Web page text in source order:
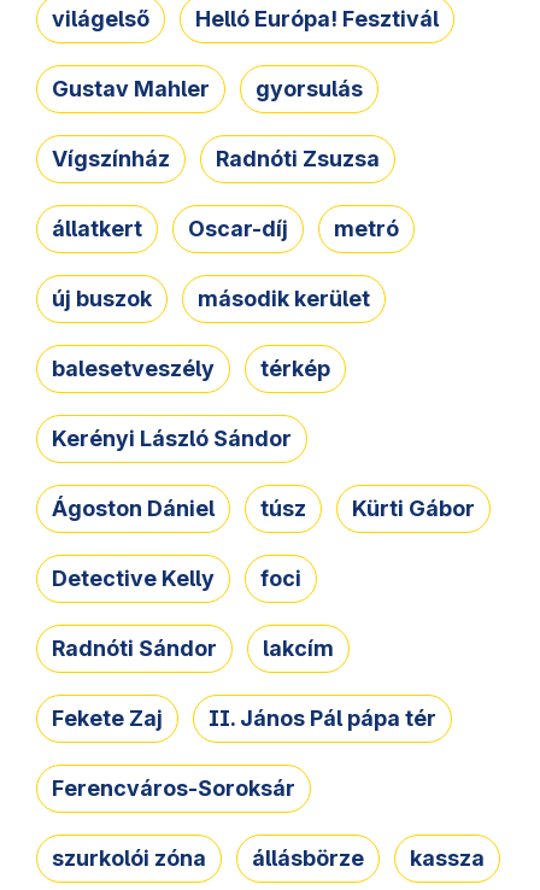
világelső Helló Európa! Fesztivál
Gustav Mahler gyorsulás
Vígszínház Radnóti Zsuzsa
állatkert Oscar-díj metró
új buszok második kerület
balesetveszély térkép
Kerényi László Sándor
Ágoston Dániel túsz Kürti Gábor
Detective Kelly foci
Radnóti Sándor lakcím
Fekete Zaj II. János Pál pápa tér
Ferencváros-Soroksár
szurkolói zóna állásbörze kassza